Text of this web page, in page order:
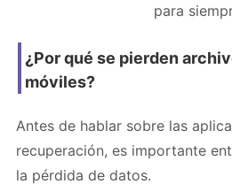
para
¿Por qué se pierden
móviles?
Antes de hablar sobre las
recuperación, es importante
la pérdida de datos.